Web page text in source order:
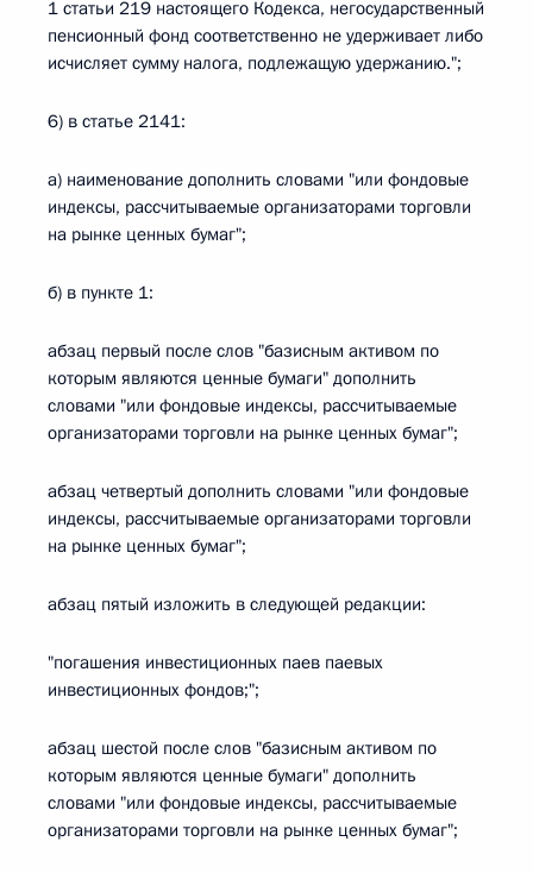
1 статьи 219 настоящего Кодекса, негосударственный
пенсионный фонд соответственно не удерживает либо
исчисляет сумму налога, подлежащую удержанию.";
6) в статье 2141:
а) наименование дополнить словами "или фондовые
индексы, рассчитываемые организаторами торговли
на рынке ценных бумаг";
б) в пункте 1:
абзац первый после слов "базисным активом по
которым являются ценные бумаги" дополнить
словами "или фондовые индексы, рассчитываемые
организаторами торговли на рынке ценных бумаг";
абзац четвертый дополнить словами "или фондовые
индексы, рассчитываемые организаторами торговли
на рынке ценных бумаг";
абзац пятый изложить в следующей редакции:
"погашения инвестиционных паев паевых
инвестиционных фондов;";
абзац шестой после слов "базисным активом по
которым являются ценные бумаги" дополнить
словами "или фондовые индексы, рассчитываемые
организаторами торговли на рынке ценных бумаг";